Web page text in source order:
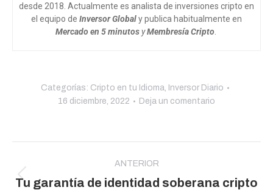
desde 2018. Actualmente es analista de inversiones cripto en
el equipo de Inversor Globaly publica habitualmente en
Mercado en 5 minutosyMembresía Cripto
Categorías: Cripto en tu Idioma
Inversor Diario
16 diciembre, 2022
Deja un comentario
entre
ANTERIOR
Publicación
Tu garantía de identidad soberana cripto